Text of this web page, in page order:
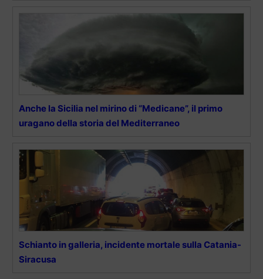
Anche la Sicilia nel mirino di “Medicane”, il primo
uragano della storia del Mediterraneo
Schianto in galleria, incidente mortale sulla Catania-
Siracusa